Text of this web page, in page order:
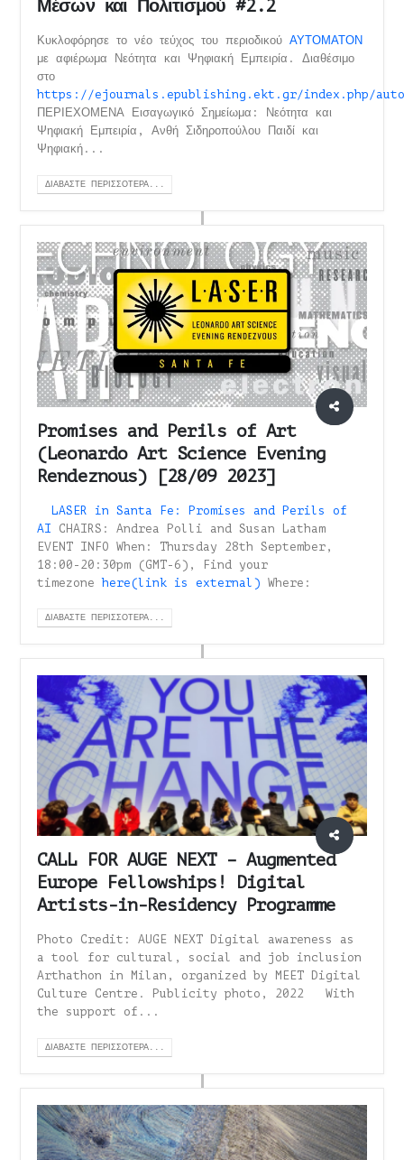
Μέσων και Πολιτισμού #2.2
Κυκλοφόρησε το νέο τεύχος του περιοδικούΑΥΤΟΜΑΤΟΝ
με αφιέρωμα Νεότητα και Ψηφιακή Εμπειρία. Διαθέσιμο
στο
https://ejournals.epublishing.ekt.gr/index.php/
ΠΕΡΙΕΧΟΜΕΝΑ Εισαγωγικό Σημείωμα: Νεότητα και
Ψηφιακή Εμπειρία, Ανθή Σιδηροπούλου Παιδί και
Ψηφιακή...
ΔΙΑΒΆΣΤΕ ΠΕΡΙΣΣΌΤΕΡΑ...
Promises and Perils of Art
(Leonardo Art Science Evening
Rendeznous) [28/09 2023]
LASER in Santa Fe: Promises and Perils of
AI CHAIRS: Andrea Polli and Susan Latham
EVENT INFO When: Thursday 28th September,
18:00-20:30pm (GMT-6), Find your
timezonehere(link is external) Where:
ΔΙΑΒΆΣΤΕ ΠΕΡΙΣΣΌΤΕΡΑ...
CALL FOR AUGE NEXT – Augmented
Europe Fellowships! Digital
Artists-in-Residency Programme
Photo Credit: AUGE NEXT Digital awareness as
a tool for cultural, social and job inclusion
Arthathon in Milan, organized by MEET Digital
Culture Centre. Publicity photo, 2022 With
the support of...
ΔΙΑΒΆΣΤΕ ΠΕΡΙΣΣΌΤΕΡΑ...